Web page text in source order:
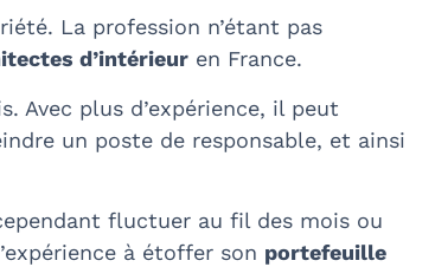
La profession n’étant pas
d’intérieur en France.
Avec plus d’expérience, il peut
un poste de responsable, et ainsi
fluctuer au fil des mois ou
à étoffer son portefeuille